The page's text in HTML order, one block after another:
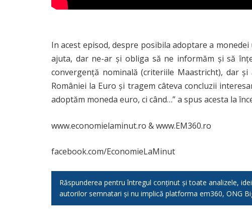
In acest episod, despre posibila adoptare a
ajuta, dar ne-ar și obliga să ne informăm și să
convergență nominală (criteriile Maastricht), dar
României la Euro și tragem câteva concluzii
adoptăm moneda euro, ci când…” a spus acesta la
www.economielaminut.ro & www.EM360.ro
facebook.com/EconomieLaMinut
Răspunderea pentru întregul conținut și toate analizele,
autorilor semnatari și nu implică platforma em360, ONG